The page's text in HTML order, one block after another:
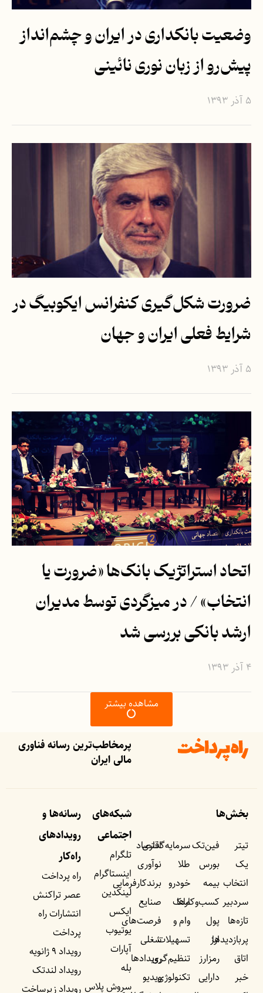
وضعیت بانکداری در ایران و چشم‌انداز
پیش‌رو از زبان نوری نائینی
۵ آذر ۱۳۹۳
ضرورت شکل‌گیری کنفرانس ایکوبیگ در
شرایط فعلی ایران و جهان
۵ آذر ۱۳۹۳
اتحاد استراتژیک بانک‌ها «ضرورت یا
انتخاب» / در میزگردی توسط مدیران
ارشد بانکی بررسی شد
۴ آذر ۱۳۹۳
مشاهده بیشتر
پرمخاطب‌ترین رسانه فناوری
مالی ایران
بخش‌ها
تیتر
یک
انتخاب
سردبیر
تازه‌ها
پربازدید‌ها
اتاق
خبر
فین‌تک
بورس
بیمه
کسب‌وکار‌ها
پول
ارز
رمزارز
دارایی
سرمایه‌گذاری
طلا
خودرو
ملک
وام و
تسهیلات
تنظیم‌گری
تکنولوژی
اقتصاد
نوآوری
برندکارفرمایی
صنایع
فرصت‌های
شغلی
رویداد‌ها
ویدیو
شبکه‌های
اجتماعی
تلگرام
اینستاگرام
لینکدین
ایکس
یوتیوب
آپارات
بله
سروش پلاس
رسانه‌ها و
رویداد‌های
راه‌کار
راه پرداخت
عصر تراکنش
انتشارات راه
پرداخت
رویداد ۹ ژانویه
رویداد لندتک
رویداد زیرساخت